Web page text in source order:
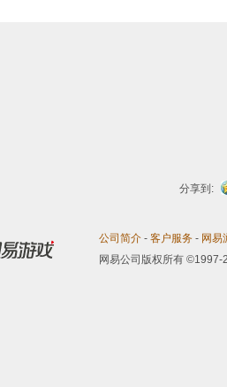
分享到:
公司简介 - 客户服务 - 网易
网易公司版权所有